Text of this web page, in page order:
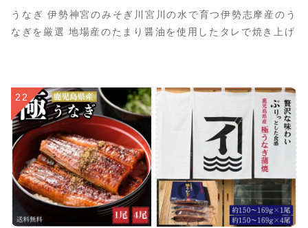
うなぎ 伊勢神宮のみそぎ川宮川の水で育つ伊勢志摩産のう
なぎを厳選 地場産のたまり醤油を使用したタレで焼き上げ
22